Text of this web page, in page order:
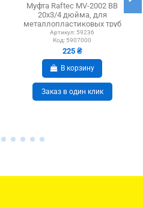
Муфта Raftec MV-2002 ВВ
20х3/4 дюйма, для
металлопластиковых труб
Артикул: 59236
Код: 5907000
225 ₴
В корзину
Заказ в один клик